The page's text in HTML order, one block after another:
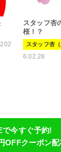
202
スタッフ杏
桜！？
スタッフ杏
6.02.28
で今すぐ予約!
OFFクーポン配